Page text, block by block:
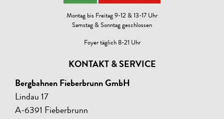
Montag bis Freitag 9-12 & 13-17 Uhr
Samstag & Sonntag geschlossen
Foyer täglich 8-21 Uhr
KONTAKT & SERVICE
Bergbahnen Fieberbrunn GmbH
Lindau 17
A-6391 Fieberbrunn